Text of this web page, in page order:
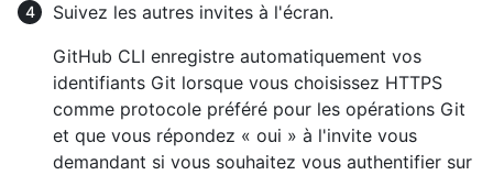
Suivez les autres invites à l'écran.
GitHub CLI enregistre automatiquement vos
identifiants Git lorsque vous choisissez HTTPS
comme protocole préféré pour les opérations Git
et que vous répondez « oui » à l'invite vous
demandant si vous souhaitez vous authentifier sur